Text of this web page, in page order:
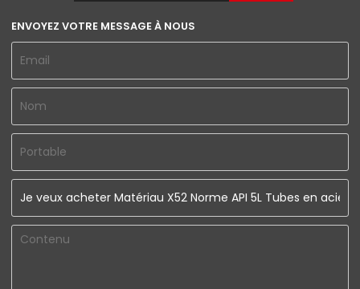
ENVOYEZ VOTRE MESSAGE À NOUS